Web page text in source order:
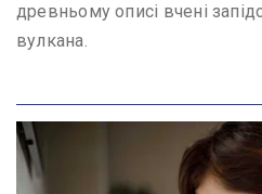
древньому описі вчені
вулкана.